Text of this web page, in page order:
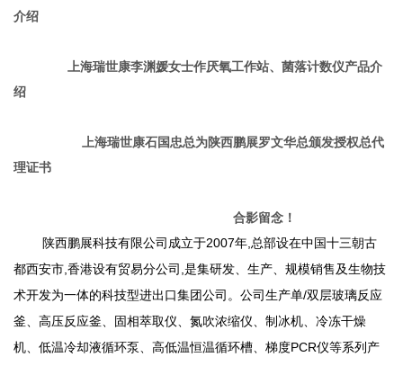
介绍
上海瑞世康李渊媛女士作厌氧工作站、菌落计数仪产品介
绍
上海瑞世康石国忠总为陕西鹏展罗文华总颁发授权总代
理证书
合影留念！
陕西鹏展科技有限公司 成立于2007年,总部设在中国十三朝古
都西安市,香港设有贸易分公司 ,是集研发、生产、规模销售及生物技
术开发为一体的科技型进出口集团公司。公司生产单/双层玻璃反应
釜、高压反应釜、固相萃取仪、氮吹浓缩仪、制冰机、冷冻干燥
机、低温冷却液循环泵、高低温恒温循环槽、梯度PCR仪等系列产